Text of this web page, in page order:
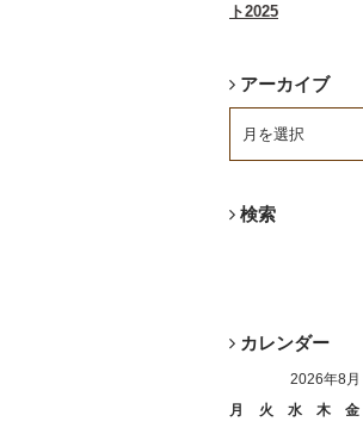
ト2025
アーカイブ
検索
カレンダー
2026年8月
月
火 水 木 金